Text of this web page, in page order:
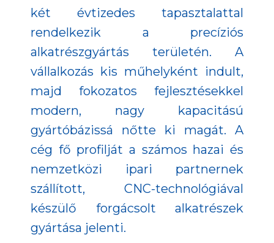
két évtizedes tapasztalattal
rendelkezik a precíziós
alkatrészgyártás területén. A
vállalkozás kis műhelyként indult,
majd fokozatos fejlesztésekkel
modern, nagy kapacitású
gyártóbázissá nőtte ki magát. A
cég fő profilját a számos hazai és
nemzetközi ipari partnernek
szállított, CNC-technológiával
készülő forgácsolt alkatrészek
gyártása jelenti.